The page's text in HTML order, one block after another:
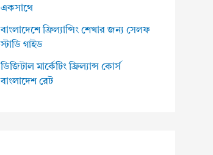
একসাথে
বাংলাদেশে ফ্রিল্যান্সিং শেখার জন্য সেলফ
স্টাডি গাইড
ডিজিটাল মার্কেটিং ফ্রিল্যান্স কোর্স
বাংলাদেশ রেট